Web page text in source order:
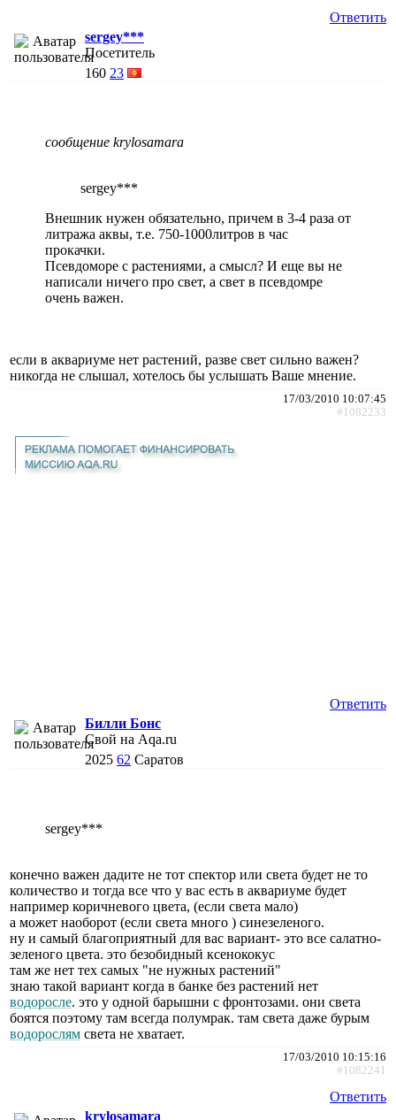
Ответить
sergey***
Посетитель
160 23
сообщение krylosamara
sergey***
Внешник нужен обязательно, причем в 3-4 раза от
литража аквы, т.е. 750-1000литров в час
прокачки.
Псевдоморе с растениями, а смысл? И еще вы не
написали ничего про свет, а свет в псевдомре
очень важен.
если в аквариуме нет растений, разве свет сильно важен?
никогда не слышал, хотелось бы услышать Ваше мнение.
17/03/2010 10:07:45
#1082233
Ответить
Билли Бонс
Свой на Aqa.ru
2025 62 Саратов
sergey***
конечно важен дадите не тот спектор или света будет не то
количество и тогда все что у вас есть в аквариуме будет
например коричневого цвета, (если света мало)
а может наоборот (если света много ) синезеленого.
ну и самый благоприятный для вас вариант- это все салатно-
зеленого цвета. это безобидный ксенококус
там же нет тех самых "не нужных растений"
знаю такой вариант когда в банке без растений нет
водоросле. это у одной барышни с фронтозами. они света
боятся поэтому там всегда полумрак. там света даже бурым
водорослям света не хватает.
17/03/2010 10:15:16
#1082241
Ответить
krylosamara